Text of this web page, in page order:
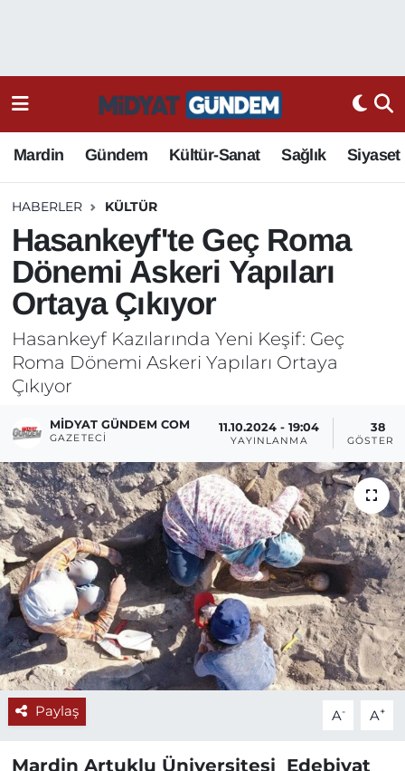
Mardin Gündem Kültür-Sanat Sağlık Siyaset
HABERLER KÜLTÜR
Hasankeyf'te Geç Roma
Dönemi Askeri Yapıları
Ortaya Çıkıyor
Hasankeyf Kazılarında Yeni Keşif: Geç
Roma Dönemi Askeri Yapıları Ortaya
Çıkıyor
MIDYAT GÜNDEM COM
GAZETECI
11.10.2024 - 19:04
YAYINLANMA
38
Paylaş A- A+
Mardin Artuklu Üniversitesi Edebiyat